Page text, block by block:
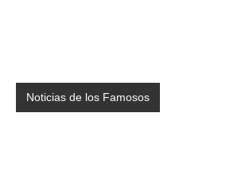
Noticias de los Famosos